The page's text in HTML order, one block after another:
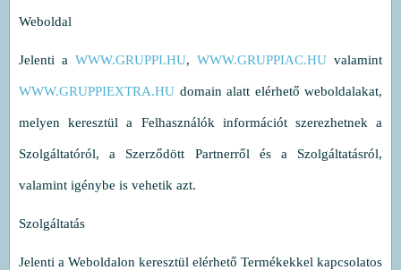
Weboldal
Jelenti a WWW.GRUPPI.HU, WWW.GRUPPIAC.HU valamint
WWW.GRUPPIEXTRA.HU domain alatt elérhető weboldalakat,
melyen keresztül a Felhasználók információt szerezhetnek a
Szolgáltatóról, a Szerződött Partnerről és a Szolgáltatásról,
valamint igénybe is vehetik azt.
Szolgáltatás
Jelenti a Weboldalon keresztül elérhető Termékekkel kapcsolatos